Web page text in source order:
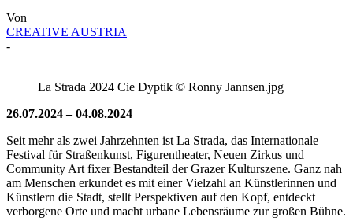
Von
CREATIVE AUSTRIA
-
La Strada 2024 Cie Dyptik © Ronny Jannsen.jpg
26.07.2024 – 04.08.2024
Seit mehr als zwei Jahrzehnten ist La Strada, das Internationale
Festival für Straßenkunst, Figurentheater, Neuen Zirkus und
Community Art fixer Bestandteil der Grazer Kulturszene. Ganz nah
am Menschen erkundet es mit einer Vielzahl an Künstlerinnen und
Künstlern die Stadt, stellt Perspektiven auf den Kopf, entdeckt
verborgene Orte und macht urbane Lebensräume zur großen Bühne.